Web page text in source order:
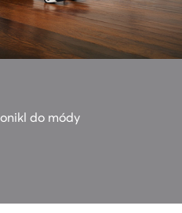
do módy